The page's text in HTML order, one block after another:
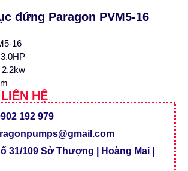
đứng Paragon PVM5-16
16
HỆ
192 979
31/109 Sở Thượng | Hoàng Mai |